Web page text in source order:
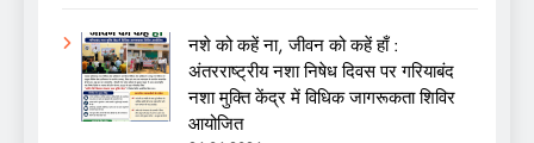
नशे को कहें ना, जीवन को कहें हाँ :
अंतरराष्ट्रीय नशा निषेध दिवस पर गरियाबंद
नशा मुक्ति केंद्र में विधिक जागरूकता शिविर
आयोजित